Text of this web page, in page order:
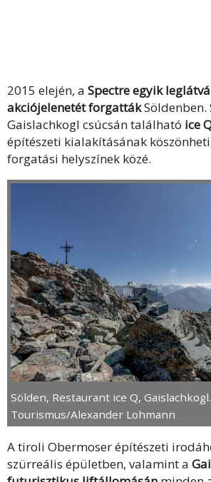
2015 elején, a Spectre egyik
akciójelenetét forgattákSöldenben.
Gaislachkogl csúcsán található ice
építészeti kialakításának
forgatási helyszínek közé.
Sölden, Restaurant ice Q,
Tourismus/Alexander Lohmann
A tiroli Obermoser építészeti
szürreális épületben, valamint a